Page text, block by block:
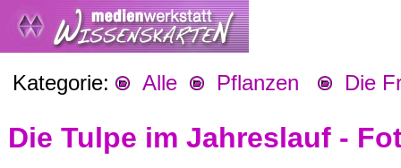
Kategorie: Alle Pflanzen Die
Die Tulpe im Jahreslauf -